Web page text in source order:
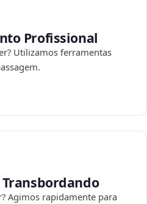
Profissional
Utilizamos ferramentas
Agimos rapidamente para